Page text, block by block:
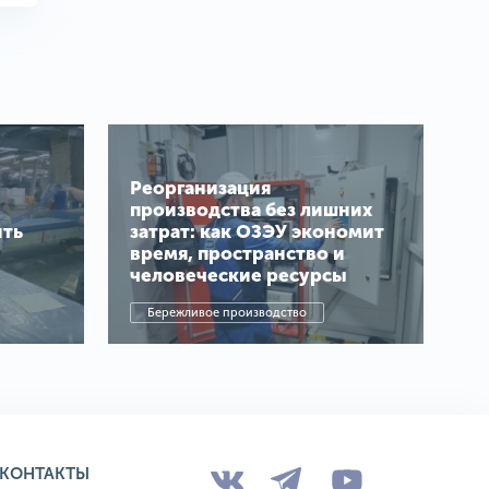
Реорганизация
производства без лишних
затрат: как ОЗЭУ экономит
время, пространство и
человеческие ресурсы
Бережливое производство
КОНТАКТЫ